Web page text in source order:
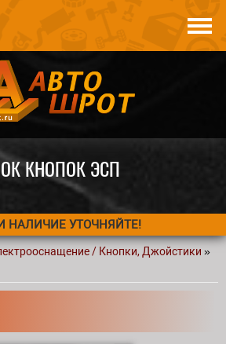
по запчастям
Статьи
КНОПОК ЭСП
НАЛИЧИЕ УТОЧНЯЙТЕ!
/ Кнопки, Джойстики »